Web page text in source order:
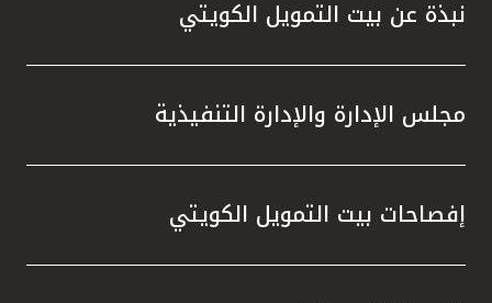
نبذة عن بيت التمويل الكويتي
مجلس الإدارة والإدارة التنفيذية
إفصاحات بيت التمويل الكويتي